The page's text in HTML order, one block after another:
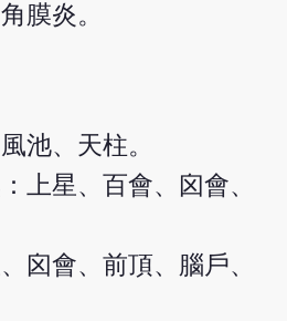
膜炎。
池、天柱。
上星、百會、囟會、
囟會、前頂、腦戶、